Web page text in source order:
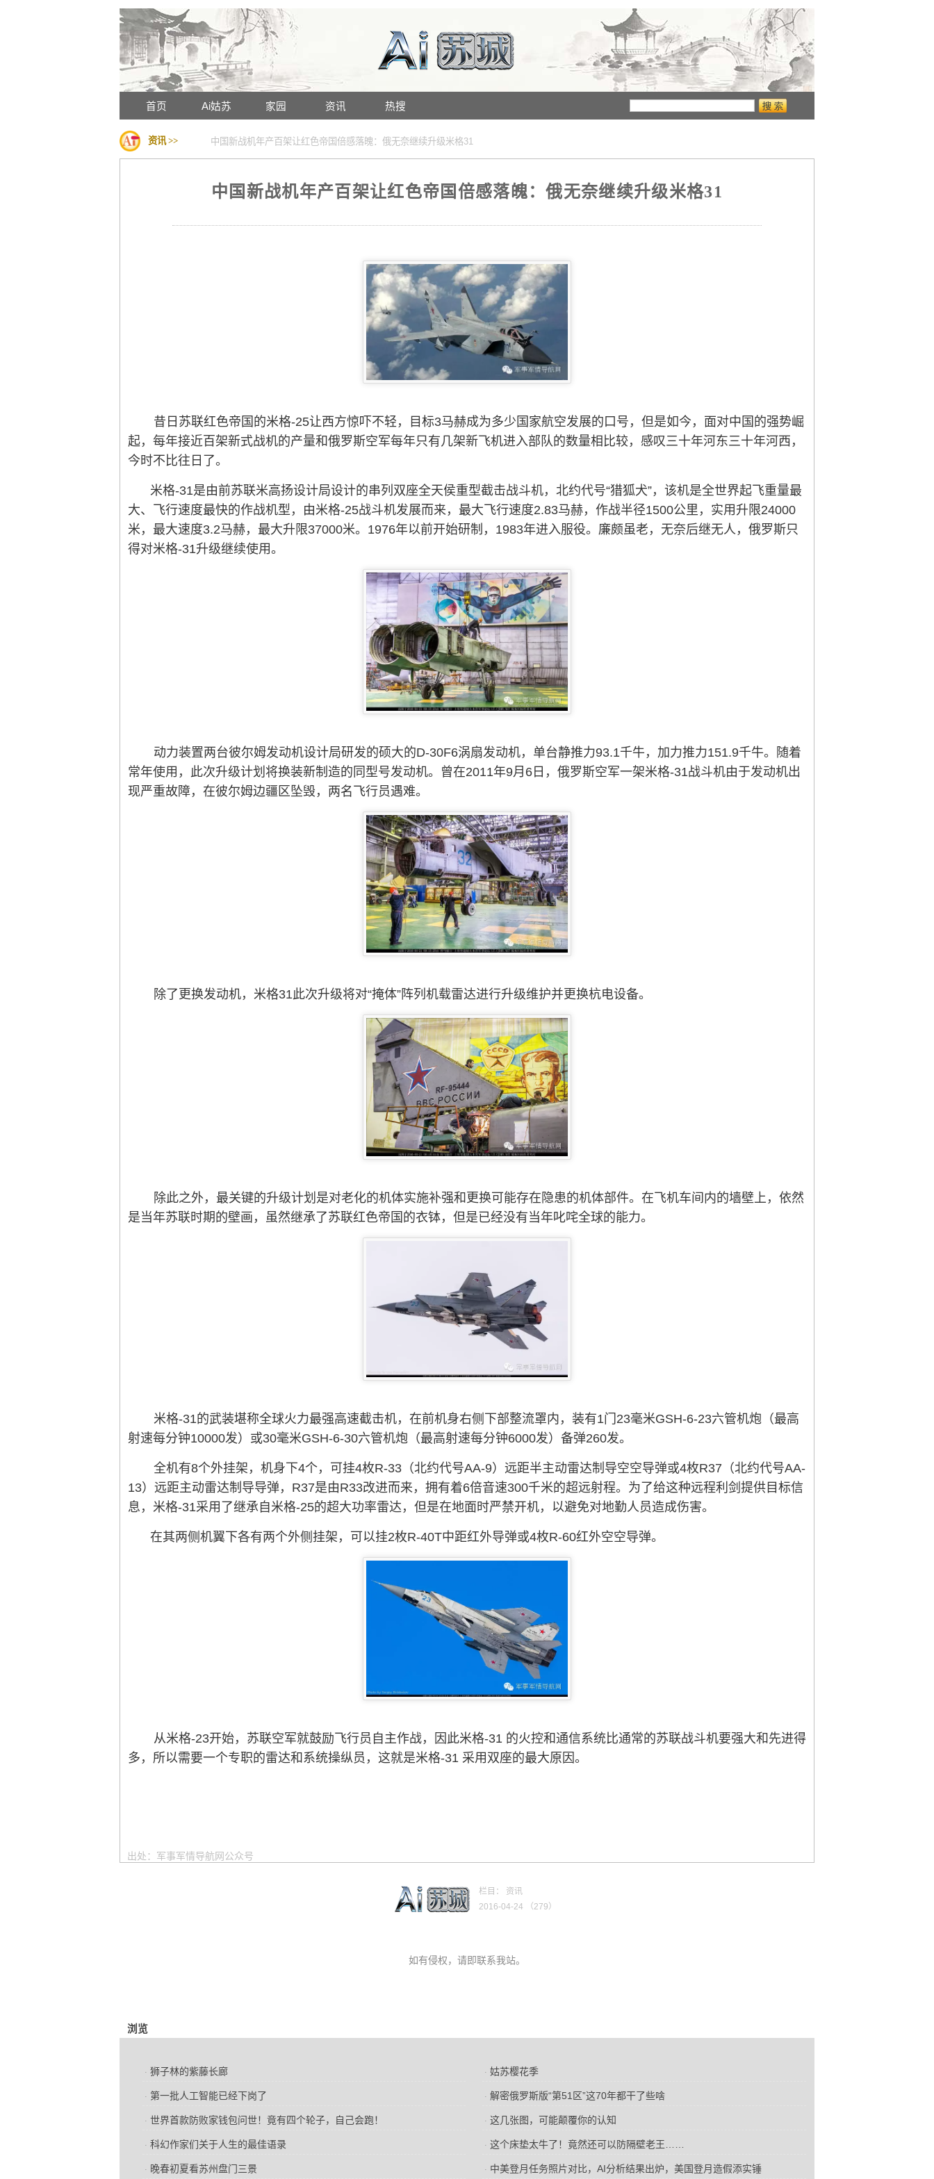
首页 Ai姑苏 家园 资讯 热搜
资讯 >> 中国新战机年产百架让红色帝国倍感落魄：俄无奈继续升级米格31
中国新战机年产百架让红色帝国倍感落魄：俄无奈继续升级米格31
昔日苏联红色帝国的米格-25让西方惊吓不轻，目标3马赫成为多少国家航空发展的口号，但是如今，面对中国的强势崛
起，每年接近百架新式战机的产量和俄罗斯空军每年只有几架新飞机进入部队的数量相比较，感叹三十年河东三十年河西，
今时不比往日了。
米格-31是由前苏联米高扬设计局设计的串列双座全天侯重型截击战斗机，北约代号“猎狐犬”，该机是全世界起飞重量最
大、飞行速度最快的作战机型，由米格-25战斗机发展而来，最大飞行速度2.83马赫，作战半径1500公里，实用升限24000
米，最大速度3.2马赫，最大升限37000米。1976年以前开始研制，1983年进入服役。廉颇虽老，无奈后继无人，俄罗斯只
得对米格-31升级继续使用。
动力装置两台彼尔姆发动机设计局研发的硕大的D-30F6涡扇发动机，单台静推力93.1千牛，加力推力151.9千牛。随着
常年使用，此次升级计划将换装新制造的同型号发动机。曾在2011年9月6日，俄罗斯空军一架米格-31战斗机由于发动机出
现严重故障，在彼尔姆边疆区坠毁，两名飞行员遇难。
除了更换发动机，米格31此次升级将对“掩体”阵列机载雷达进行升级维护并更换杭电设备。
除此之外，最关键的升级计划是对老化的机体实施补强和更换可能存在隐患的机体部件。在飞机车间内的墙壁上，依然
是当年苏联时期的壁画，虽然继承了苏联红色帝国的衣钵，但是已经没有当年叱咤全球的能力。
米格-31的武装堪称全球火力最强高速截击机，在前机身右侧下部整流罩内，装有1门23毫米GSH-6-23六管机炮（最高
射速每分钟10000发）或30毫米GSH-6-30六管机炮（最高射速每分钟6000发）备弹260发。
全机有8个外挂架，机身下4个，可挂4枚R-33（北约代号AA-9）远距半主动雷达制导空空导弹或4枚R37（北约代号AA-
13）远距主动雷达制导导弹，R37是由R33改进而来，拥有着6倍音速300千米的超远射程。为了给这种远程利剑提供目标信
息，米格-31采用了继承自米格-25的超大功率雷达，但是在地面时严禁开机，以避免对地勤人员造成伤害。
在其两侧机翼下各有两个外侧挂架，可以挂2枚R-40T中距红外导弹或4枚R-60红外空空导弹。
从米格-23开始，苏联空军就鼓励飞行员自主作战，因此米格-31 的火控和通信系统比通常的苏联战斗机要强大和先进得
多，所以需要一个专职的雷达和系统操纵员，这就是米格-31 采用双座的最大原因。
出处：军事军情导航网公众号
栏目： 资讯
2016-04-24 （279）
如有侵权，请即联系我站。
浏览
· 狮子林的紫藤长廊 · 姑苏樱花季
· 第一批人工智能已经下岗了 · 解密俄罗斯版“第51区”这70年都干了些啥
· 世界首款防败家钱包问世！竟有四个轮子，自己会跑！ · 这几张图，可能颠覆你的认知
· 科幻作家们关于人生的最佳语录 · 这个床垫太牛了！竟然还可以防隔壁老王……
· 晚春初夏看苏州盘门三景 · 中美登月任务照片对比，AI分析结果出炉，美国登月造假添实锤